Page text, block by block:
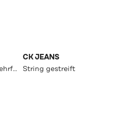
3er-Pack Slips 'Agatha' mehrfarbig
CK JEANS
String gestreift